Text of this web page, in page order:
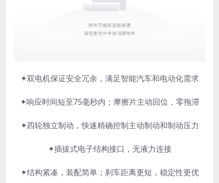
✦双电机保证安全冗余，满足智能汽车和电动化需求
✦响应时间短至75毫秒内；摩擦片主动回位，零拖滞
✦四轮独立制动，快速精确控制主动制动和制动压力
✦插拔式电子结构接口，无液力连接
✦结构紧凑，装配简单；刹车距离更短，稳定性更优